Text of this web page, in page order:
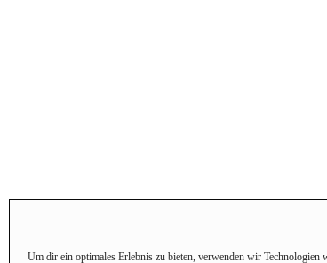
Um dir ein optimales Erlebnis zu bieten, verwenden wir Technologien